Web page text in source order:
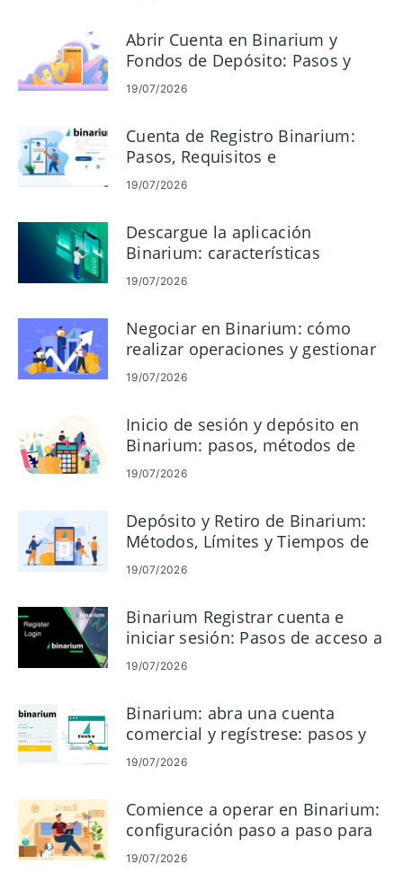
Abrir Cuenta en Binarium y
Fondos de Depósito: Pasos y
Requisitos
19/07/2026
Cuenta de Registro Binarium:
Pasos, Requisitos e
Incorporación
19/07/2026
Descargue la aplicación
Binarium: características
móviles, compatibilidad y
beneficios
19/07/2026
Negociar en Binarium: cómo
realizar operaciones y gestionar
el riesgo
19/07/2026
Inicio de sesión y depósito en
Binarium: pasos, métodos de
pago y límites
19/07/2026
Depósito y Retiro de Binarium:
Métodos, Límites y Tiempos de
Procesamiento
19/07/2026
Binarium Registrar cuenta e
iniciar sesión: Pasos de acceso a
la cuenta
19/07/2026
Binarium: abra una cuenta
comercial y regístrese: pasos y
requisitos
19/07/2026
Comience a operar en Binarium:
configuración paso a paso para
principiantes
19/07/2026